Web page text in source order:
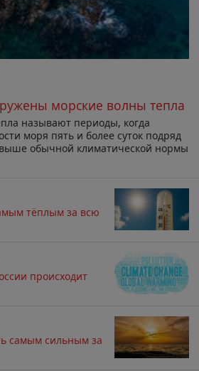
морские волны тепла
называют периоды, когда
моря пять и более суток подряд
выше обычной климатической нормы
тёплым за всю
происходит
самым сильным за